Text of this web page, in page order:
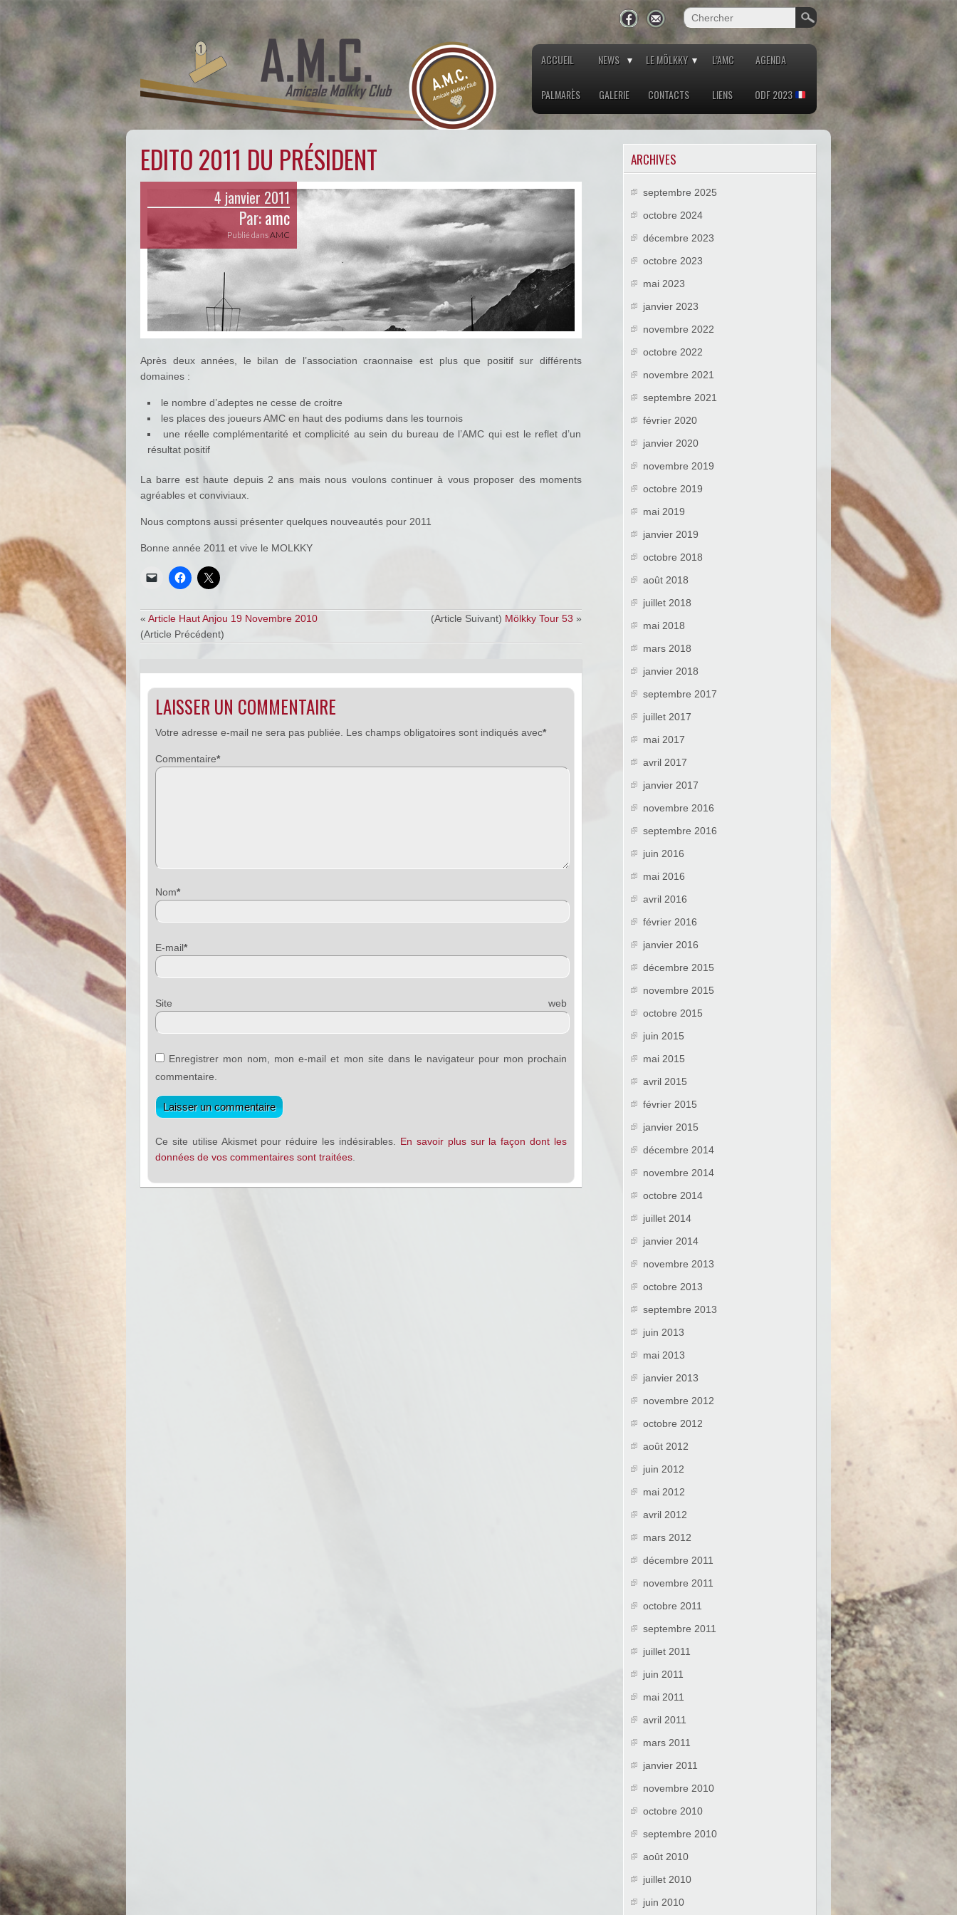
ACCUEIL NEWS LE MÖLKKY L’AMC AGENDA
PALMARÈS GALERIE CONTACTS LIENS ODF 2023
EDITO 2011 DU PRÉSIDENT
4 janvier 2011
Par:amc
Publié dansAMC
Après deux années, le bilan de l’association craonnaise est plus que positif sur différents
domaines :
le nombre d’adeptes ne cesse de croitre
les places des joueurs AMC en haut des podiums dans les tournois
une réelle complémentarité et complicité au sein du bureau de l’AMC qui est le reflet d’un
résultat positif
La barre est haute depuis 2 ans mais nous voulons continuer à vous proposer des moments
agréables et conviviaux.
Nous comptons aussi présenter quelques nouveautés pour 2011
Bonne année 2011 et vive le MOLKKY
« Article Haut Anjou 19 Novembre 2010
(Article Précédent)
(Article Suivant) Mölkky Tour 53 »
LAISSER UN COMMENTAIRE
Votre adresse e-mail ne sera pas publiée. Les champs obligatoires sont indiqués avec*
Commentaire*
Nom*
E-mail*
Site web
Enregistrer mon nom, mon e-mail et mon site dans le navigateur pour mon prochain
commentaire.
Ce site utilise Akismet pour réduire les indésirables. En savoir plus sur la façon dont les
données de vos commentaires sont traitées
ARCHIVES
septembre 2025
octobre 2024
décembre 2023
octobre 2023
mai 2023
janvier 2023
novembre 2022
octobre 2022
novembre 2021
septembre 2021
février 2020
janvier 2020
novembre 2019
octobre 2019
mai 2019
janvier 2019
octobre 2018
août 2018
juillet 2018
mai 2018
mars 2018
janvier 2018
septembre 2017
juillet 2017
mai 2017
avril 2017
janvier 2017
novembre 2016
septembre 2016
juin 2016
mai 2016
avril 2016
février 2016
janvier 2016
décembre 2015
novembre 2015
octobre 2015
juin 2015
mai 2015
avril 2015
février 2015
janvier 2015
décembre 2014
novembre 2014
octobre 2014
juillet 2014
janvier 2014
novembre 2013
octobre 2013
septembre 2013
juin 2013
mai 2013
janvier 2013
novembre 2012
octobre 2012
août 2012
juin 2012
mai 2012
avril 2012
mars 2012
décembre 2011
novembre 2011
octobre 2011
septembre 2011
juillet 2011
juin 2011
mai 2011
avril 2011
mars 2011
janvier 2011
novembre 2010
octobre 2010
septembre 2010
août 2010
juillet 2010
juin 2010